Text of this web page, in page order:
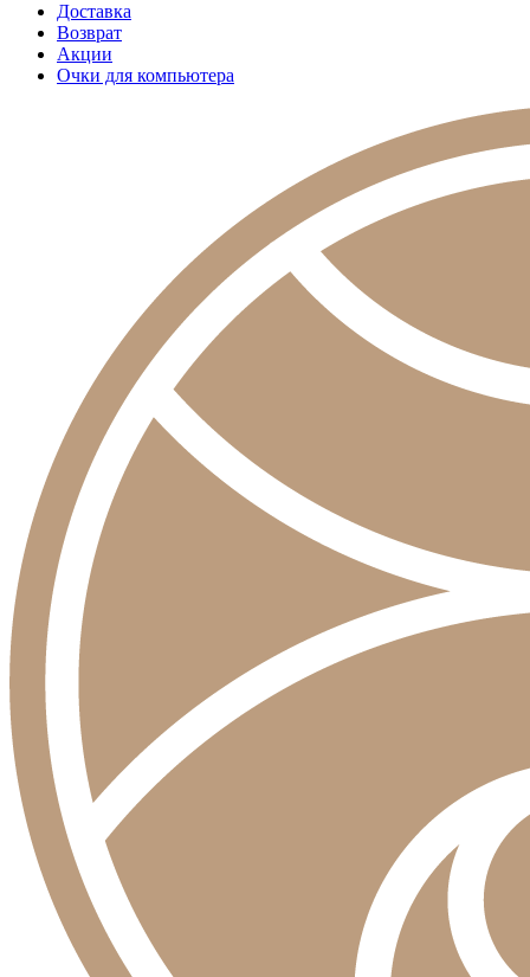
Доставка
Возврат
Акции
Очки для компьютера